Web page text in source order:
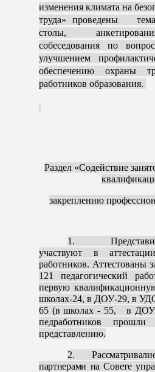
изменения климата на
труда» проведены
столы,
собеседования по
улучшением
обеспечению охраны
работников образования.
Раздел «Содействие
закреплению
1.
участвуют в
работников. Аттестованы
121 педагогический
первую
школах-24, в ДОУ-29, в
65 (в школах - 55, в
педработников
представлению.
2.
партнерами на Совете